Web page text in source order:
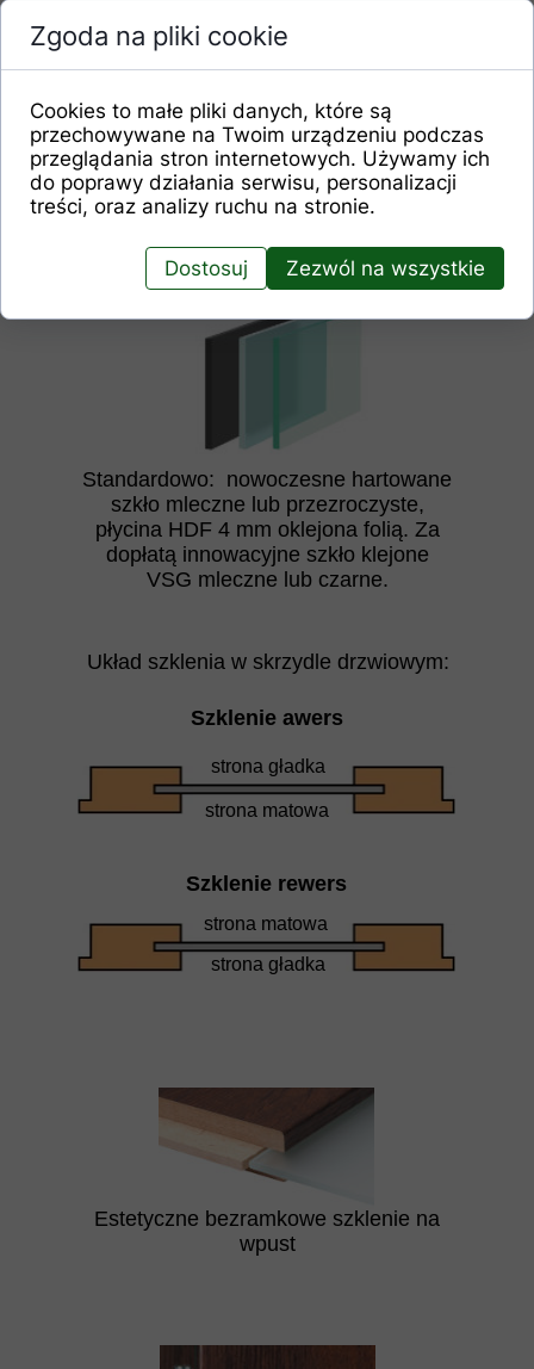
Trwałe połączenie kołkowe
Estetyczne bezramkowe szklenie na
wpust
strona matowa
strona gładka
strona matowa
strona gładka
Układ szklenia w skrzydle drzwiowym:
Szklenie rewers
Szklenie awers
Standardowo: nowoczesne hartowane
szkło mleczne lub przezroczyste,
płycina HDF 4 mm oklejona folią. Za
dopłatą innowacyjne szkło klejone
VSG mleczne lub czarne.
Zgoda na pliki cookie
Cookies to małe pliki danych, które są
przechowywane na Twoim urządzeniu podczas
przeglądania stron internetowych. Używamy ich
do poprawy działania serwisu, personalizacji
treści, oraz analizy ruchu na stronie.
Dostosuj Zezwól na wszystkie